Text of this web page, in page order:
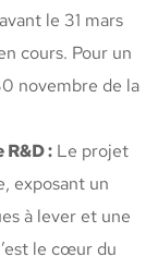
le 31 mars
cours. Pour un
novembre de la
: Le projet
exposant un
à lever et une
le cœur du